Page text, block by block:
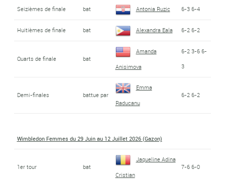
Seizièmes de finale bat Antonia Ruzic 6-3 6-4
Huitièmes de finale bat Alexandra Eala 6-2 6-2
Quarts de finale bat
Amanda
Anisimova
6-2 3-6 6-
3
Demi-finales battue par
Emma
Raducanu
6-2 6-2
Wimbledon Femmes du 29 Juin au 12 Juillet 2026 (Gazon)
1er tour bat
Jaqueline Adina
Cristian
7-6 6-0